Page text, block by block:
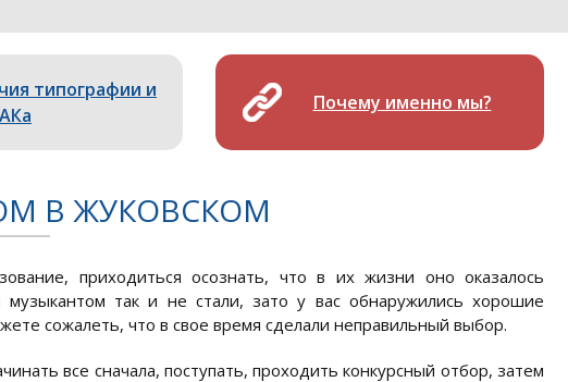
типографии и
Почему именно мы?
В ЖУКОВСКОМ
приходиться осознать, что в их жизни оно оказалось
так и не стали, зато у вас обнаружились хорошие
сожалеть, что в свое время сделали неправильный выбор.
все сначала, поступать, проходить конкурсный отбор, затем